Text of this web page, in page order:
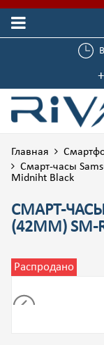
Главная
Смарт-часы
Midniht Black
СМАРТ-ЧАСЫ
(42MM) SM-
Распродано